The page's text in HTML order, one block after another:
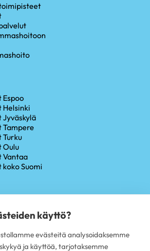
Helsinki
Tampere
Turku
Oulu
Vantaa
Suomi
käyttö?
evästeitä analysoidaksemme
ja käyttöä, tarjotaksemme